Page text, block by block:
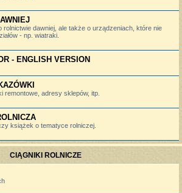
rolnictwie dawniej, ale także o urządzeniach, które nie
- np. wiatraki.
- ENGLISH VERSION
remontowe, adresy sklepów, itp.
książek o tematyce rolniczej.
CIĄGNIKI ROLNICZE